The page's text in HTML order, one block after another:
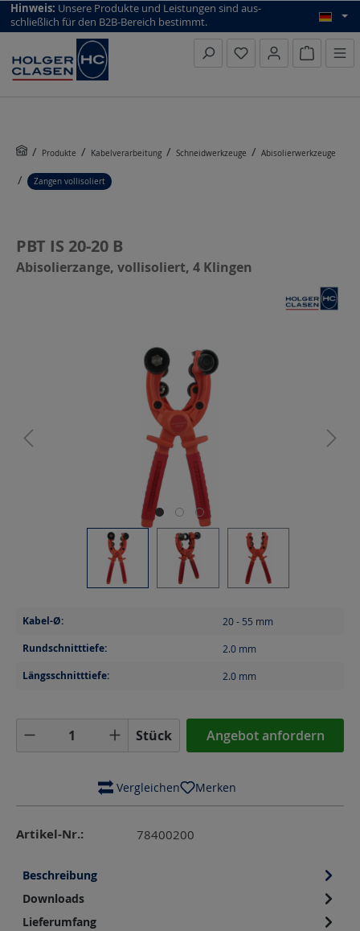
top scroll helper
Hinweis: Unsere Produkte und Leistungen sind aus­
schließlich für den B2B-Bereich bestimmt.
Produkte Kabelverarbeitung Schneidwerkzeuge Abisolierwerkzeuge
Zangen vollisoliert
PBT IS 20-20 B
Abisolierzange, vollisoliert, 4 Klingen
Bildergalerie überspringen
Kabel-Ø: 20 - 55 mm
Rundschnitttiefe: 2.0 mm
Längsschnitttiefe: 2.0 mm
Produkt Anzahl: Gib den gewünschten
Stück Angebot anfordern
Vergleichen Merken
Artikel-Nr.: 78400200
Beschreibung
Downloads
Lieferumfang